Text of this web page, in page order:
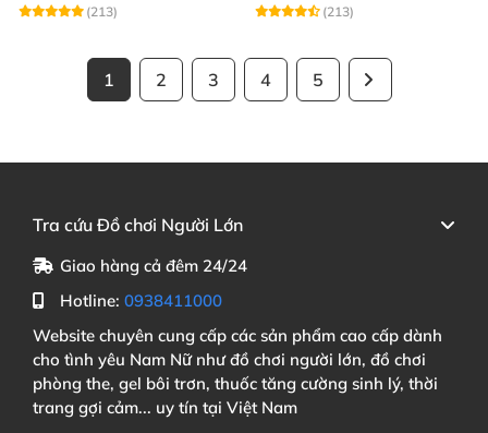
(213)
(213)
1 2 3 4 5
Tra cứu Đồ chơi Người Lớn
Giao hàng cả đêm 24/24
Hotline: 0938411000
Website chuyên cung cấp các sản phẩm cao cấp dành
cho tình yêu Nam Nữ như đồ chơi người lớn, đồ chơi
phòng the, gel bôi trơn, thuốc tăng cường sinh lý, thời
trang gợi cảm... uy tín tại Việt Nam